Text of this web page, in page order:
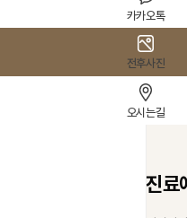
카카오톡
전후사진
오시는길
진료